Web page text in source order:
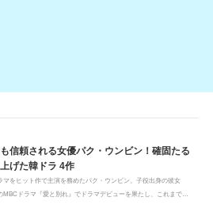
信頼される女優パク・ウンビン！確固たる
げた韓ドラ 4作
マをヒット作で主演を務めたパク・ウンビン。子役出身の彼女
MBCドラマ『愛と別れ』でドラマデビューを果たし、これまでソ